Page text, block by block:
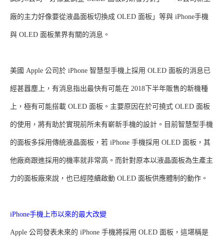
廠的主力好像要從液晶面板切換成 OLED 面板」等與 iPhone手機
與 OLED 面板業界有關的消息。
美國 Apple 公司於 iPhone 智慧型手機上採用 OLED 面板的消息已
經甚囂塵上，有消息指出最快有可能在 2018下半年販售的新機種
上，極有可能搭載 OLED 面板。主要原因在於可撓式 OLED 面板
的使用，將有助於實現前所未有嶄新手機的設計。目前智慧型手機
的面板多採用傳統液晶面板，若 iPhone 手機採用 OLED 面板，其
他廠商跟進採用的機率就非常高。而針對原本以液晶面板為生產主
力的面板廠來說，也已經陸續啟動 OLED 面板供應體制的動作。
iPhone手機上市以來的最大改變
Apple 公司發表未來的 iPhone 手機將採用 OLED 面板，這堪稱是